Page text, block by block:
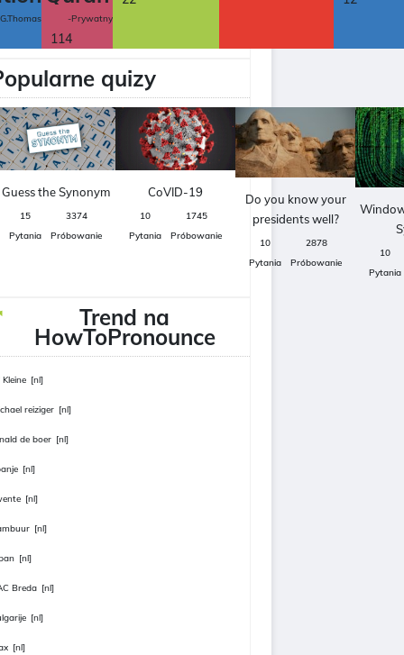
-Prywatny
114
quizy
Guess the Synonym
15
Pytania
3374
Próbowanie
CoVID-19
10
Pytania
1745
Próbowanie
Do you know your
presidents well?
10
Pytania
2878
Próbowanie
10
Pytania
Trend na
HowToPronounce
Kleine [nl]
reiziger [nl]
de boer [nl]
[nl]
[nl]
[nl]
[nl]
Breda [nl]
[nl]
[nl]